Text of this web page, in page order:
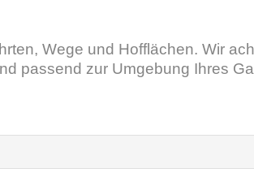
Wege und Hofflächen. Wir
passend zur Umgebung Ihres